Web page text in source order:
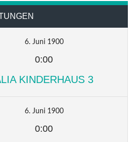
6. Juni 1900
0:00
KINDERHAUS 3
6. Juni 1900
0:00